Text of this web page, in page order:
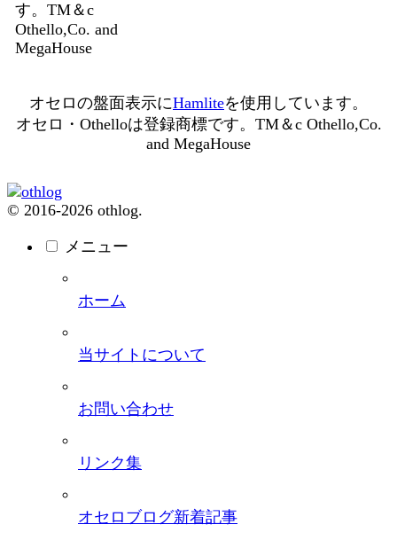
す。TM＆c
Othello,Co. and
MegaHouse
オセロの盤面表示にHamliteを使用しています。
オセロ・Othelloは登録商標です。TM＆c Othello,Co.
and MegaHouse
© 2016-2026 othlog.
メニュー
ホーム
当サイトについて
お問い合わせ
リンク集
オセロブログ新着記事